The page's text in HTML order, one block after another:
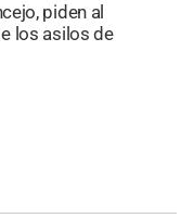
piden al
los asilos de